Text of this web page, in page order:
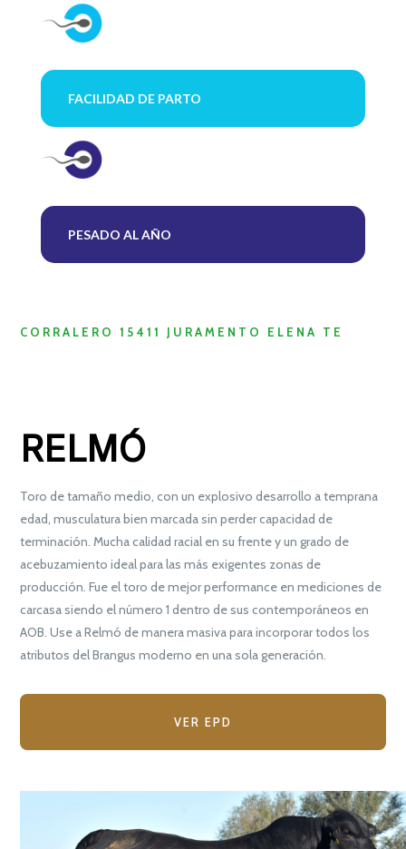
FACILIDAD DE PARTO
PESADO AL AÑO
CORRALERO 15411 JURAMENTO ELENA TE
RELMÓ
Toro de tamaño medio, con un explosivo desarrollo a temprana
edad, musculatura bien marcada sin perder capacidad de
terminación. Mucha calidad racial en su frente y un grado de
acebuzamiento ideal para las más exigentes zonas de
producción. Fue el toro de mejor performance en mediciones de
carcasa siendo el número 1 dentro de sus contemporáneos en
AOB. Use a Relmó de manera masiva para incorporar todos los
atributos del Brangus moderno en una sola generación.
VER EPD